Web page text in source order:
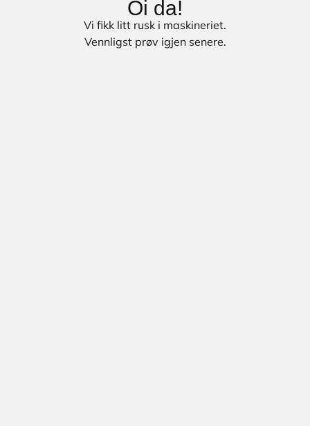
Oi da!
Vi fikk litt rusk i maskineriet.
Vennligst prøv igjen senere.